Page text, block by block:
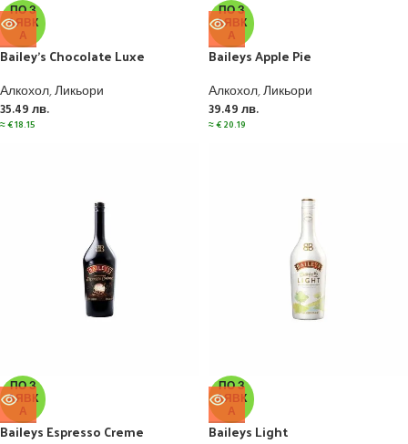
ПО З
АЯВК
А
Bailey’s Chocolate Luxe
Алкохол,Ликьори
35.49 лв.
≈€18.15
ПО З
АЯВК
А
Baileys Apple Pie
Алкохол,Ликьори
39.49 лв.
≈€20.19
ПО З
АЯВК
А
Baileys Espresso Creme
ПО З
АЯВК
А
Baileys Light